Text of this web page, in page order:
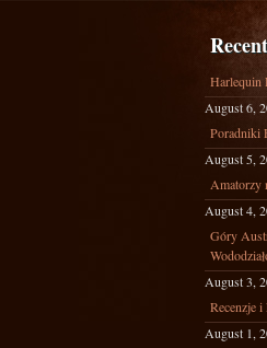
Harlequin
August 6,
Poradniki
August 5,
Amatorzy
August 4,
Góry
August 3,
Recenzje i
August 1,